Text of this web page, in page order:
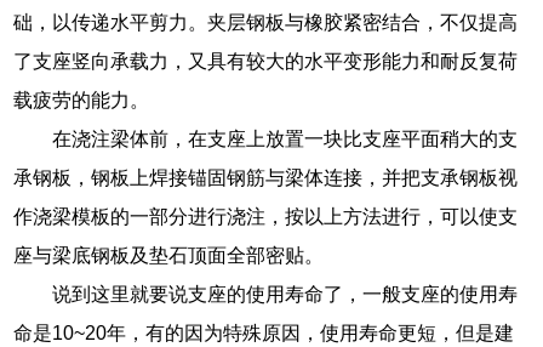
础，以传递水平剪力。夹层钢板与橡胶紧密结合，不仅提高
了支座竖向承载力，又具有较大的水平变形能力和耐反复荷
载疲劳的能力。
在浇注梁体前，在支座上放置一块比支座平面稍大的支
承钢板，钢板上焊接锚固钢筋与梁体连接，并把支承钢板视
作浇梁模板的一部分进行浇注，按以上方法进行，可以使支
座与梁底钢板及垫石顶面全部密贴。
说到这里就要说支座的使用寿命了，一般支座的使用寿
命是10~20年，有的因为特殊原因，使用寿命更短，但是建